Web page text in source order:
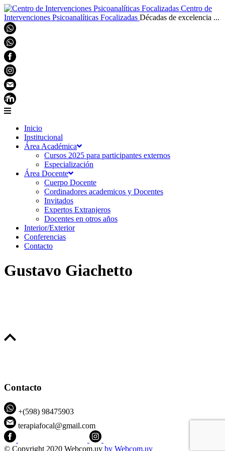
Centro de
Intervenciones Psicoanalíticas Focalizadas Décadas de excelencia ...
Inicio
Institucional
Área Académica
Cursos 2025 para participantes externos
Especialización
Área Docente
Cuerpo Docente
Cordinadores academicos y Docentes
Invitados
Expertos Extranjeros
Docentes en otros años
Interior/Exterior
Conferencias
Contacto
Gustavo Giachetto
Contacto
+(598) 98475903
terapiafocal@gmail.com
© Copyright 2020 Webcom.uy by Webcom.uy